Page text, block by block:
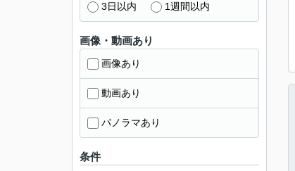
3日以内 1週間以内
画像・動画あり
画像あり
動画あり
パノラマあり
条件